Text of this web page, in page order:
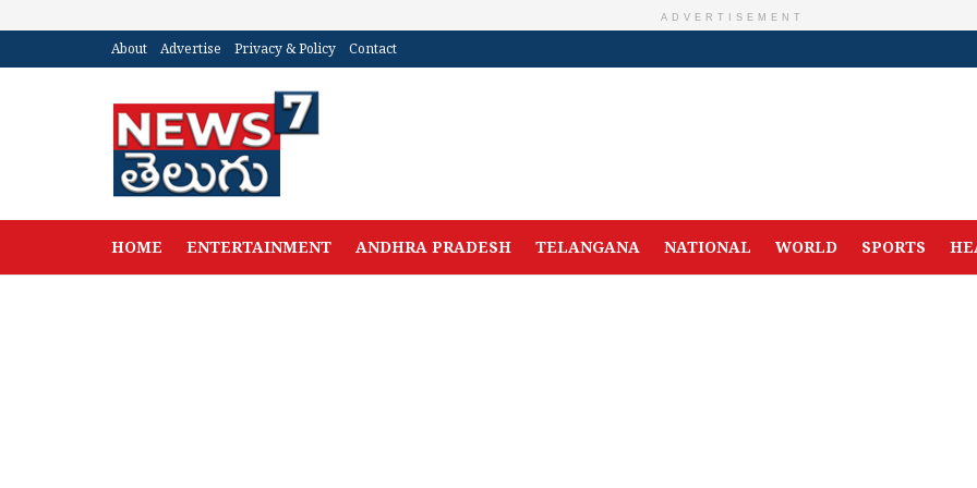
ADVERTISEMENT
About Advertise Privacy & Policy Contact
HOME ENTERTAINMENT ANDHRA PRADESH TELANGANA NATIONAL WORLD SPORTS